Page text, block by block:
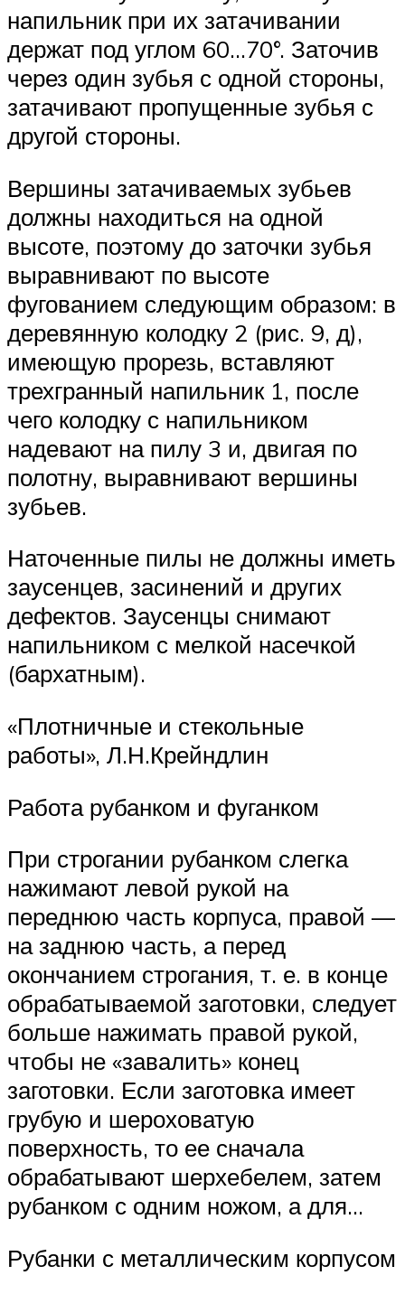
напильник при их затачивании
держат под углом 60…70°. Заточив
через один зубья с одной стороны,
затачивают пропущенные зубья с
другой стороны.
Вершины затачиваемых зубьев
должны находиться на одной
высоте, поэтому до заточки зубья
выравнивают по высоте
фугованием следующим образом: в
деревянную колодку 2 (рис. 9, д),
имеющую прорезь, вставляют
трехгранный напильник 1, после
чего колодку с напильником
надевают на пилу 3 и, двигая по
полотну, выравнивают вершины
зубьев.
Наточенные пилы не должны иметь
заусенцев, засинений и других
дефектов. Заусенцы снимают
напильником с мелкой насечкой
(бархатным).
«Плотничные и стекольные
работы», Л.Н.Крейндлин
Работа рубанком и фуганком
При строгании рубанком слегка
нажимают левой рукой на
переднюю часть корпуса, правой —
на заднюю часть, а перед
окончанием строгания, т. е. в конце
обрабатываемой заготовки, следует
больше нажимать правой рукой,
чтобы не «завалить» конец
заготовки. Если заготовка имеет
грубую и шероховатую
поверхность, то ее сначала
обрабатывают шерхебелем, затем
рубанком с одним ножом, а для…
Рубанки с металлическим корпусом